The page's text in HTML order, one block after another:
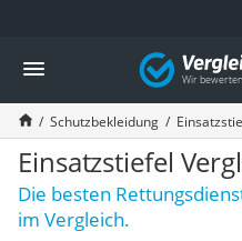
Die beliebtesten Vergleiche nach
Baumarkt
Tresor feuerfest
Makita-Akku-Rasenmäher
Kappsäge
Smartes Türschloss
Akku-Rasentrimmer
Feuchtigkeitsmessgerät
Vergleich
Schutzbekleidung
Einsatzstiefel
Die besten
im Vergleich.